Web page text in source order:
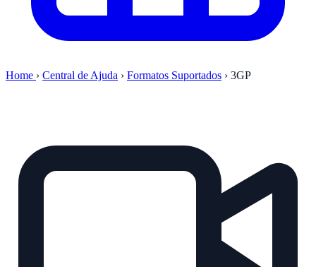
Home › Central de Ajuda › Formatos Suportados › 3GP